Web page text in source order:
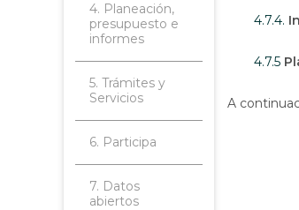
4. Planeación,
presupuesto e
informes
5. Trámites y
Servicios
6. Participa
7. Datos
abiertos
4.7.4.
4.7.5
A